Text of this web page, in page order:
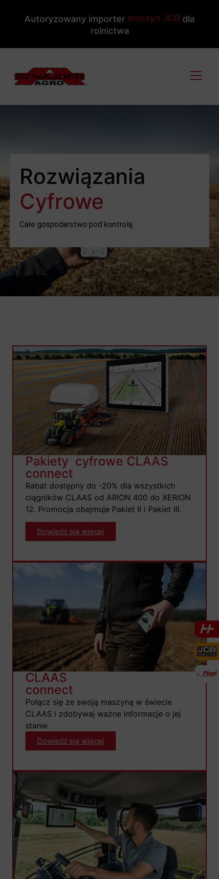
Autoryzowany importer maszyn JCB dla
rolnictwa
Rozwiązania
Cyfrowe
Całe gospodarstwo pod kontrolą.
Pakiety cyfrowe CLAAS
connect
Rabat dostępny do -20% dla wszystkich
ciągników CLAAS od ARION 400 do XERION
12. Promocja obejmuje Pakiet II i Pakiet III.
Dowiedz się więcej
CLAAS
connect
Połącz się ze swoją maszyną w świecie
CLAAS i zdobywaj ważne informacje o jej
stanie.
Dowiedz się więcej